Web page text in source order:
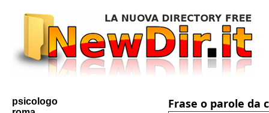
psicologo
Frase o parole da